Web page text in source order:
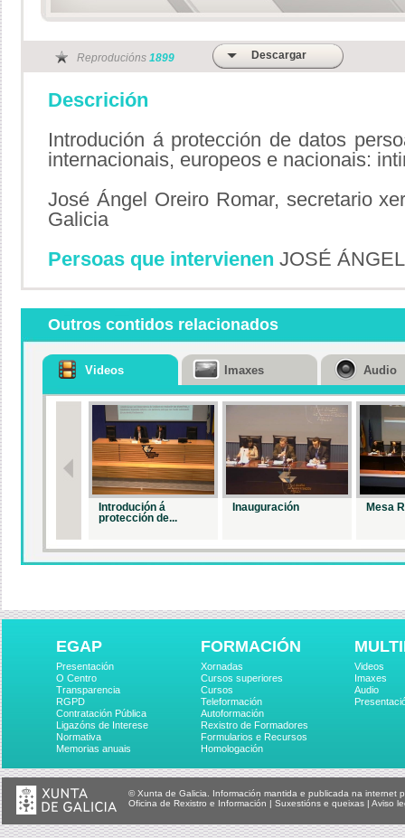
Reproducións 1899 Descargar
Descrición
Introdución á protección de datos
internacionais, europeos e nacionais:
José Ángel Oreiro Romar, secretario
Galicia
Persoas que intervienen JOSÉ
Outros contidos relacionados
Videos
Introdución á
protección de...
Inauguración Mesa
Imaxes Audio
EGAP
Presentación
O Centro
Transparencia
RGPD
Contratación Pública
Ligazóns de Interese
Normativa
Memorias anuais
FORMACIÓN
Xornadas
Cursos superiores
Cursos
Teleformación
Autoformación
Rexistro de Formadores
Formularios e Recursos
Homologación
Videos
Imaxes
Audio
© Xunta de Galicia. Información mantida e publicada na internet
Oficina de Rexistro e Información | Suxestións e queixas | Aviso